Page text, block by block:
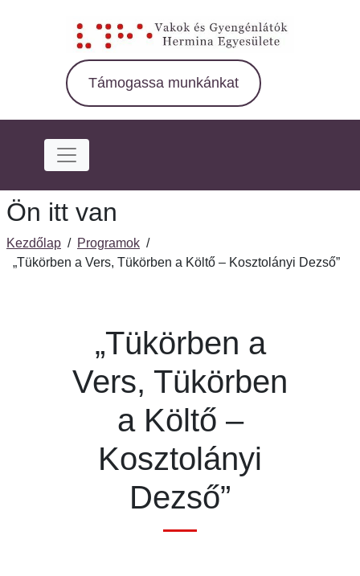
Támogassa munkánkat
Ön itt van
Kezdőlap / Programok /
„Tükörben a Vers, Tükörben a Költő – Kosztolányi Dezső”
„Tükörben a
Vers, Tükörben
a Költő –
Kosztolányi
Dezső”